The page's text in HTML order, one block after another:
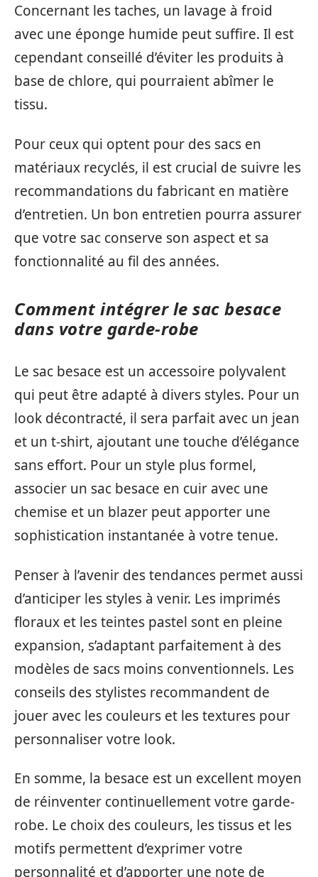
Concernant les taches, un lavage à froid
avec une éponge humide peut suffire. Il est
cependant conseillé d’éviter les produits à
base de chlore, qui pourraient abîmer le
tissu.
Pour ceux qui optent pour des sacs en
matériaux recyclés, il est crucial de suivre les
recommandations du fabricant en matière
d’entretien. Un bon entretien pourra assurer
que votre sac conserve son aspect et sa
fonctionnalité au fil des années.
Comment intégrer le sac besace
dans votre garde-robe
Le sac besace est un accessoire polyvalent
qui peut être adapté à divers styles. Pour un
look décontracté, il sera parfait avec un jean
et un t-shirt, ajoutant une touche d’élégance
sans effort. Pour un style plus formel,
associer un sac besace en cuir avec une
chemise et un blazer peut apporter une
sophistication instantanée à votre tenue.
Penser à l’avenir des tendances permet aussi
d’anticiper les styles à venir. Les imprimés
floraux et les teintes pastel sont en pleine
expansion, s’adaptant parfaitement à des
modèles de sacs moins conventionnels. Les
conseils des stylistes recommandent de
jouer avec les couleurs et les textures pour
personnaliser votre look.
En somme, la besace est un excellent moyen
de réinventer continuellement votre garde-
robe. Le choix des couleurs, les tissus et les
motifs permettent d’exprimer votre
personnalité et d’apporter une note de